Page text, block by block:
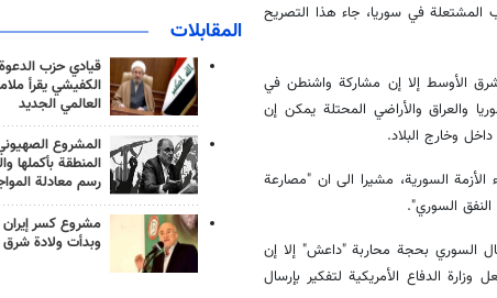
في سوريا، جاء هذا التصريح
الأوسط إلا إن مشاركة واشنطن في
والعراق والأراضي المحتلة يمكن إن
وخارج البلاد.
الأزمة السورية، مشيرا الى ان "مصارعة
السوري".
السوري بحجة محاربة "داعش" إلا إن
الدفاع الأمريكية لتفكير بإرسال
المقابلات
قيادي حزب
الكفيشي يقرأ
العالمي الجديد
المشروع
المنطقة بأكملها
رسم معادلة
مشروع كسر
وبدأت ولادة